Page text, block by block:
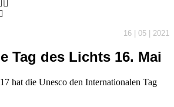
16 | 05 | 2021
Tag des Lichts 16. Mai
hat die Unesco den Internationalen Tag